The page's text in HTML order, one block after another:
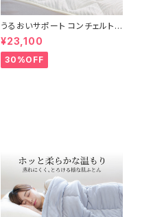
うるおいサポート コンチェルトプ
ラス敷きパッド 100×200cm
¥23,100
30%OFF